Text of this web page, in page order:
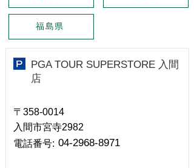
福島県
PGA TOUR SUPERSTORE 入間
店
〒358-0014
入間市宮寺2982
​電話番号: 04-2968-8971